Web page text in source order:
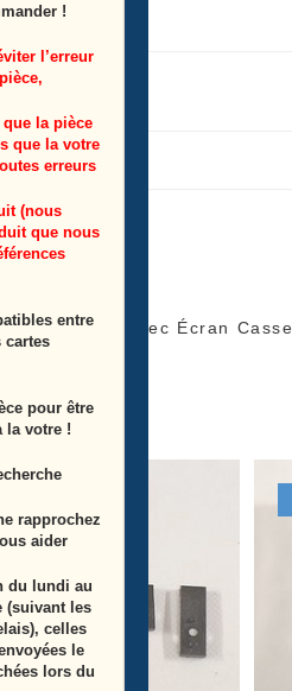
:H49N6600
Fonctionnel Avec Écran
!
l’erreur
la pièce
que la votre
erreurs
(nous
que nous
entre
cartes
pour être
la votre !
rapprochez
aider
du lundi au
(suivant les
celles
le
lors du